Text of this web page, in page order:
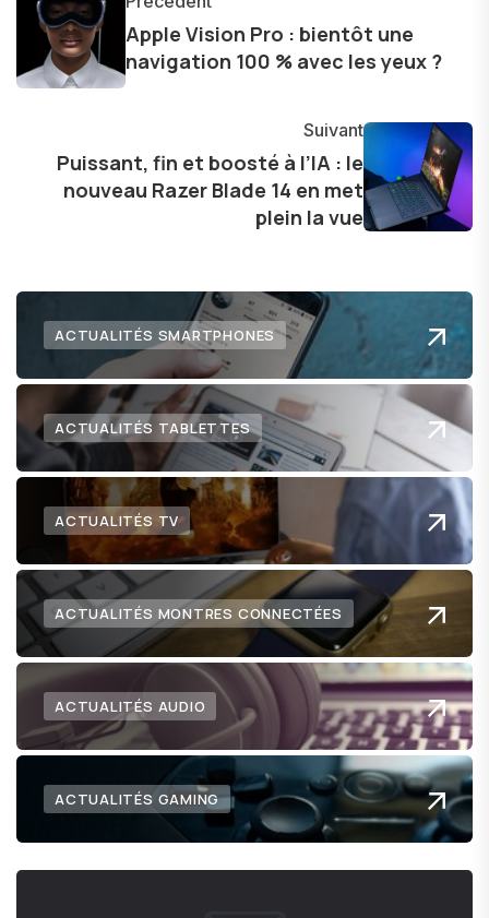
les consommateurs à comprendre et à naviguer
dans le paysage technologique en constante
évolution.
Apple Vision Pro : bientôt une
navigation 100 % avec les yeux ?
Suivant
Puissant, fin et boosté à l’IA : le
nouveau Razer Blade 14 en met
plein la vue
ACTUALITÉS SMARTPHONES
ACTUALITÉS TABLETTES
ACTUALITÉS TV
ACTUALITÉS MONTRES CONNECTÉES
ACTUALITÉS AUDIO
ACTUALITÉS GAMING